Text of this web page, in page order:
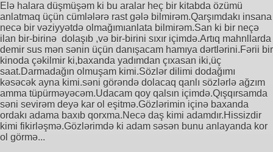
Elə halara düşmüşəm ki bu aralar heç bir kitabda özümü
anlatmaq üçün cümlələrə rast gələ bilmirəm.Qarşımdakı insana
necə bir vəziyyətdə olmağımıanlata bilmirəm.San ki bir neçə
ilan bir-birinə dolaşıb ,və bir-birini sıxır içimdə.Artıq mahnllarda
demir sus mən sənin üçün danışacam hamıya dərtlərini.Fərii bir
kinoda çəkilmir ki,baxanda yadımdan çıxasan iki,üç
saat.Darmadağın olmuşam kimi.Sözlər dilimi dodağımı
kəsəcək ayna kimi.səni görəndə dolacaq qanlı sözlərlə ağzım
amma tüpürməyəcəm.Udacam qoy qalsın içimdə.Qışqırsamda
səni sevirəm deyə kar ol eşitmə.Gözlərimin içinə baxanda
ordakı adama baxıb qorxma.Necə daş kimi adamdır.Hissizdir
kimi fikirləşmə.Gözlərimdə ki adam səsən bunu anlayanda kor
ol görmə...